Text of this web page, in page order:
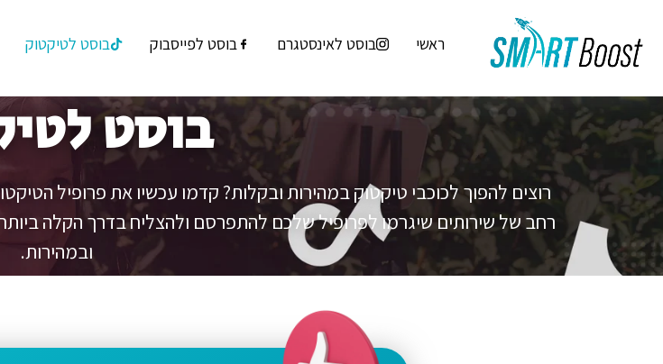
ראשי בוסט לאינסטגרם בוסט לפייסבוק בוסט לטיקטוק
בוסט
רוצים להפוך לכוכבי טיקטוק במהירות ובקלות? קדמו עכשיו את פרופיל
רחב של שירותים שיגרמו לפרופיל שלכם להתפרסם ולהצליח בדרך הקלה
ובמהירות.